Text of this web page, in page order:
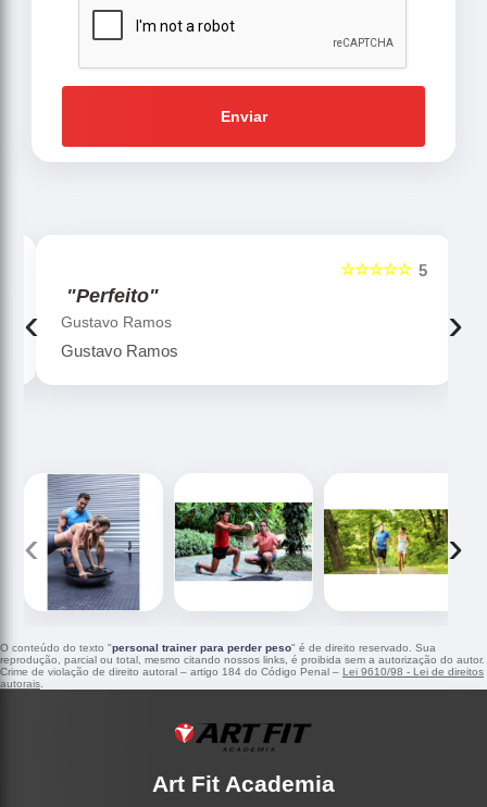
Enviar
5
☆☆☆☆☆
"Perfeito"
Gustavo Ramos
Gustavo Ramos
‹ ›
‹ ›
O conteúdo do texto "personal trainer para perder peso" é de direito reservado. Sua
reprodução, parcial ou total, mesmo citando nossos links, é proibida sem a autorização do autor.
Crime de violação de direito autoral – artigo 184 do Código Penal – Lei 9610/98 - Lei de direitos
autorais.
Art Fit Academia